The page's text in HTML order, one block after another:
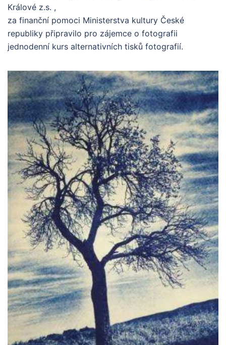
Králové z.s. ,
za finanční pomoci Ministerstva kultury České
republiky připravilo pro zájemce o fotografii
jednodenní kurs alternativních tisků fotografií.